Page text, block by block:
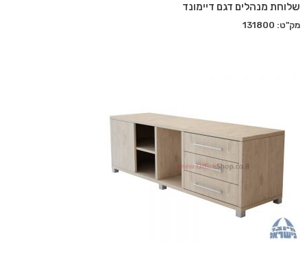
שלוחת מנהלים דגם דיימונד
מק"ט: 131800